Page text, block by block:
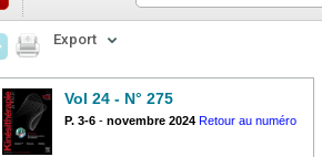
Export
Vol 24 - N° 275
P. 3-6 - novembre 2024 Retour au numéro